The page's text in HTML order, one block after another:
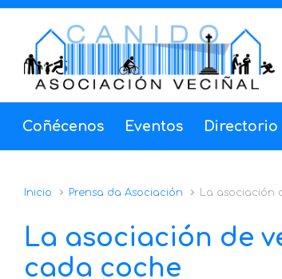
Coñécenos Eventos
Inicio Prensa da Asociación La asociación
La asociación de
cada coche